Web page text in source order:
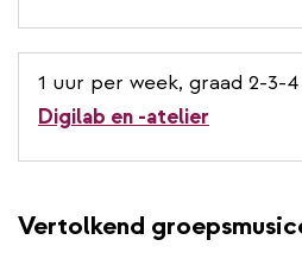
1 uur per week, graad 2-3-4
Digilab en -atelier
Vertolkend